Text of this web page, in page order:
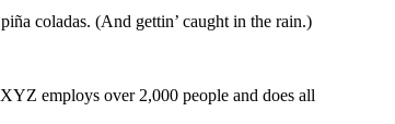
coladas. (And gettin’ caught in the rain.)
employs over 2,000 people and does all